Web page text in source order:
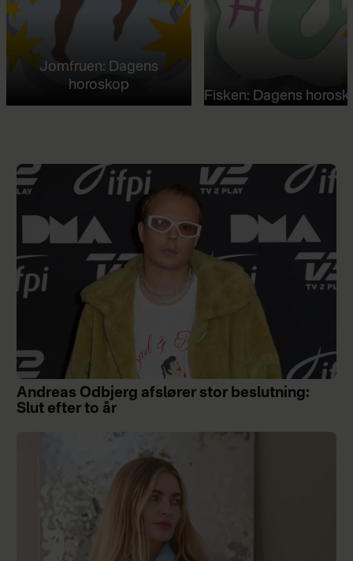
Jomfruen: Dagens
horoskop
Fisken: Dagens
Andreas Odbjerg afslører stor beslutning:
Slut efter to år